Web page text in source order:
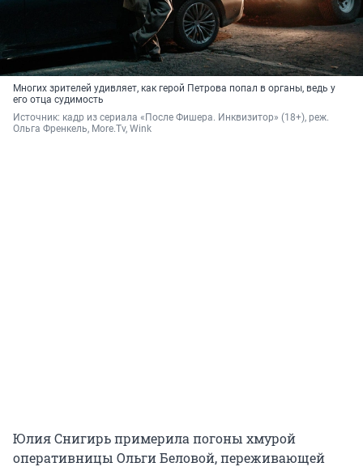
Многих зрителей удивляет, как герой Петрова попал в органы, ведь у
его отца судимость
Источник: кадр из сериала «После Фишера. Инквизитор» (18+), реж.
Ольга Френкель, More.Tv, Wink
Юлия Снигирь примерила погоны хмурой
оперативницы Ольги Беловой, переживающей